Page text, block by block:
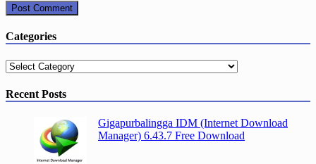
Categories
Categories
Recent Posts
Gigapurbalingga IDM (Internet Download
Manager) 6.43.7 Free Download